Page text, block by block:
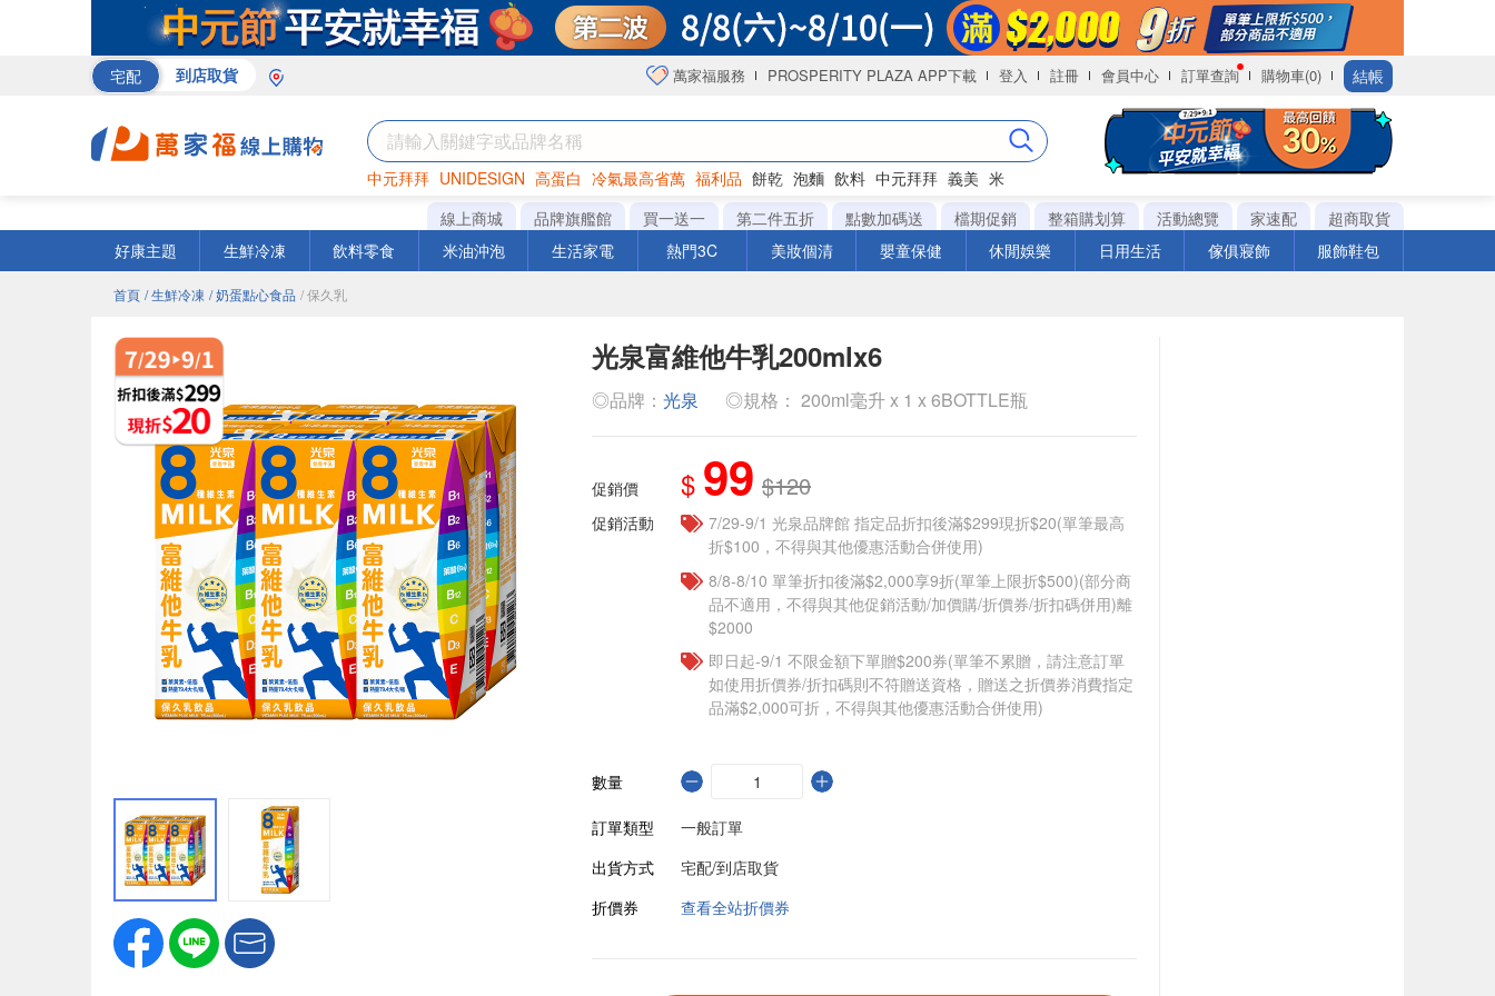
宅配 到店取貨 萬家福服務 PROSPERITY PLAZA APP下載 登入 註冊 會員中心 訂單查詢 購物車(0) 結帳
中元拜拜 UNIDESIGN 高蛋白 冷氣最高省萬 福利品 餅乾 泡麵 飲料 中元拜拜 義美 米
罐頭 咖啡 海苔
線上商城 品牌旗艦館 買一送一 第二件五折 點數加碼送 檔期促銷 整箱購划算 活動總覽 家速配
超商取貨
好康主題
生鮮冷凍 飲料零食 米油沖泡 生活家電 熱門3C 美妝個清 嬰童保健 休閒娛樂 日用生活 傢俱寢飾 服飾鞋包
首頁 / 生鮮冷凍 / 奶蛋點心食品 / 保久乳
光泉富維他牛乳200mlx6
◎品牌： 光泉 ◎規格： 200ml毫升 x 1 x 6BOTTLE瓶
促銷價 $ 99 $120
促銷活動
7/29-9/1 光泉品牌館 指定品折扣後滿$299現折$20(單筆最高
折$100，不得與其他優惠活動合併使用)
8/8-8/10 單筆折扣後滿$2,000享9折(單筆上限折$500)(部分商
品不適用，不得與其他促銷活動/加價購/折價券/折扣碼併用)離
$2000
即日起-9/1 不限金額下單贈$200券(單筆不累贈，請注意訂單
如使用折價券/折扣碼則不符贈送資格，贈送之折價券消費指定
品滿$2,000可折，不得與其他優惠活動合併使用)
數量
訂單類型
一般訂單
出貨方式
宅配/到店取貨
折價券
查看全站折價券